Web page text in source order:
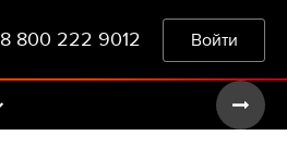
8 800 222 9012 Войти